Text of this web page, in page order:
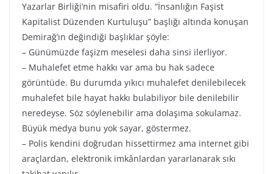
Yazarlar Birliği’nin misafiri oldu. “İnsanlığın Faşist
Kapitalist Düzenden Kurtuluşu” başlığı altında konuşan
Demirağ’ın değindiği başlıklar şöyle:
– Günümüzde faşizm meselesi daha sinsi ilerliyor.
– Muhalefet etme hakkı var ama bu hak sadece
görüntüde. Bu durumda yıkıcı muhalefet denilebilecek
muhalefet bile hayat hakkı bulabiliyor bile denilebilir
neredeyse. Söz söylenebilir ama dolaşıma sokulamaz.
Büyük medya bunu yok sayar, göstermez.
– Polis kendini doğrudan hissettirmez ama internet gibi
araçlardan, elektronik imkânlardan yararlanarak sıkı